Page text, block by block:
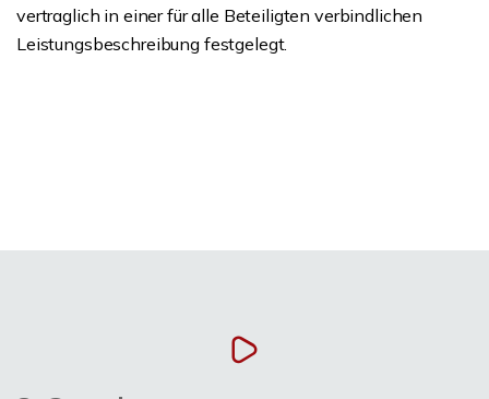
vertraglich in einer für alle Beteiligten verbindlichen
Leistungsbeschreibung festgelegt.